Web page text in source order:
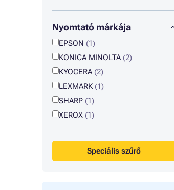
Nyomtató márkája
EPSON (1)
KONICA MINOLTA (2)
KYOCERA (2)
LEXMARK (1)
SHARP (1)
XEROX (1)
Speciális szűrő